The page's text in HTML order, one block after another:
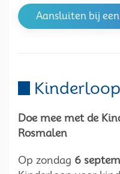
Aansluiten bij
Kinderloop
Doe mee met de
Rosmalen
Op zondag 6